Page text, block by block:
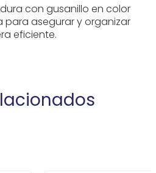
con gusanillo en color
para asegurar y organizar
eficiente.